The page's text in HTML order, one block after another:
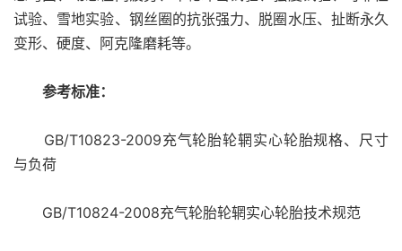
试验、雪地实验、钢丝圈的抗张强力、脱圈水压、扯断永久
变形、硬度、阿克隆磨耗等。
参考标准：
GB/T10823-2009充气轮胎轮辋实心轮胎规格、尺寸
与负荷
GB/T10824-2008充气轮胎轮辋实心轮胎技术规范